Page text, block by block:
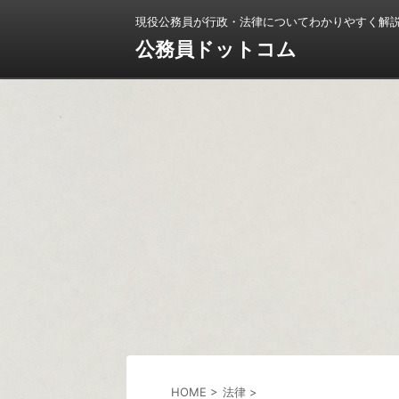
現役公務員が行政・法律についてわかりやすく解
公務員ドットコム
HOME > 法律 >